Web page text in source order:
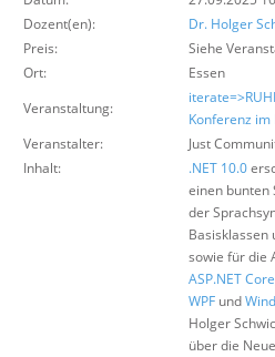
Über uns
Dozent(en):
Dr. Holger
Preis:
Siehe
Ort:
Essen
Veranstaltung:
Konferenz im
Veranstalter:
Just
Inhalt:
.NET 10.0
einen bunten
der
Basisklassen
sowie für die
ASP.NET Core
WPF und
Holger
über die